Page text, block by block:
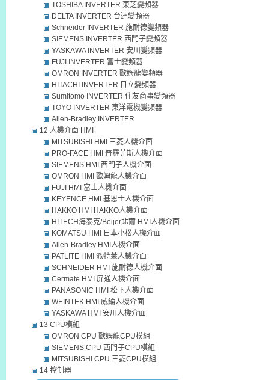
TOSHIBA INVERTER 東芝變頻器
DELTA INVERTER 台達變頻器
Schneider INVERTER 施耐德變頻器
SIEMENS INVERTER 西門子變頻器
YASKAWA INVERTER 安川變頻器
FUJI INVERTER 富士變頻器
OMRON INVERTER 歐姆龍變頻器
HITACHI INVERTER 日立變頻器
Sumitomo INVERTER 住友商事變頻器
TOYO INVERTER 東洋電機變頻器
Allen-Bradley INVERTER
12 人機介面 HMI
MITSUBISHI HMI 三菱人機介面
PRO-FACE HMI 普羅菲斯人機介面
SIEMENS HMI 西門子人機介面
OMRON HMI 歐姆龍人機介面
FUJI HMI 富士人機介面
KEYENCE HMI 基恩士人機介面
HAKKO HMI HAKKO人機介面
HITECH海泰克/Beijer北爾 HMI人機介面
KOMATSU HMI 日本小松人機介面
Allen-Bradley HMI人機介面
PATLITE HMI 派特萊人機介面
SCHNEIDER HMI 施耐德人機介面
Cermate HMI 屏通人機介面
PANASONIC HMI 松下人機介面
WEINTEK HMI 威綸人機介面
YASKAWA HMI 安川人機介面
13 CPU模組
OMRON CPU 歐姆龍CPU模組
SIEMENS CPU 西門子CPU模組
MITSUBISHI CPU 三菱CPU模組
14 控制器